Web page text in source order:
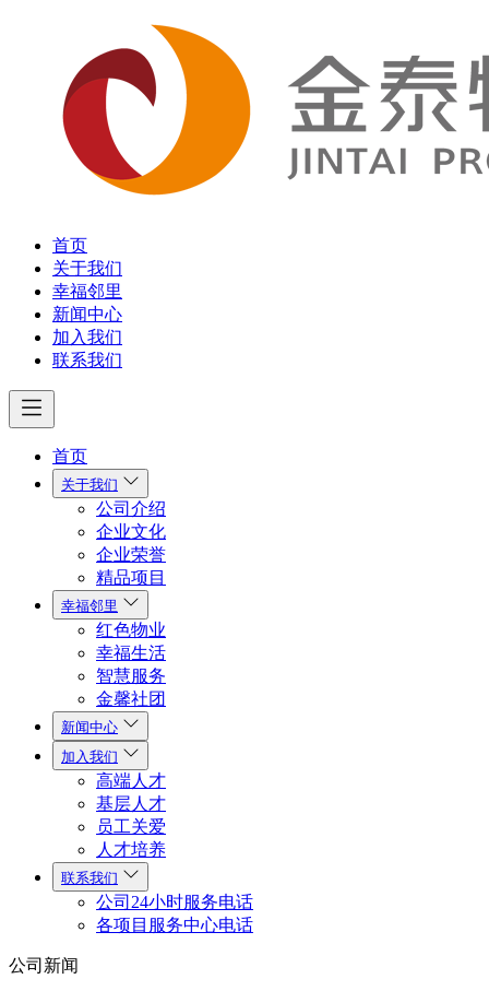
首页
关于我们
幸福邻里
新闻中心
加入我们
联系我们
首页
关于我们
公司介绍
企业文化
企业荣誉
精品项目
幸福邻里
红色物业
幸福生活
智慧服务
金馨社团
新闻中心
加入我们
高端人才
基层人才
员工关爱
人才培养
联系我们
公司24小时服务电话
各项目服务中心电话
公司新闻